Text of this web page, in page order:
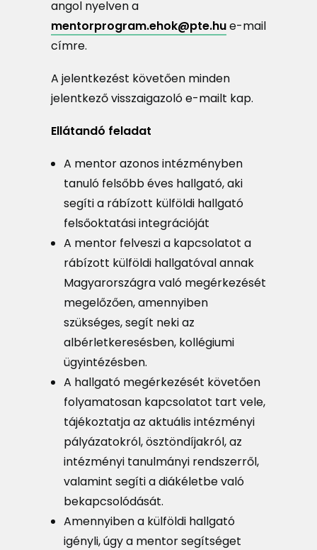
angol nyelven a
mentorprogram.ehok@pte.hue-mail
címre.
A jelentkezést követően minden
jelentkező visszaigazoló e-mailt kap.
Ellátandó feladat
A mentor azonos intézményben
tanuló felsőbb éves hallgató, aki
segíti a rábízott külföldi hallgató
felsőoktatási integrációját
A mentor felveszi a kapcsolatot a
rábízott külföldi hallgatóval annak
Magyarországra való megérkezését
megelőzően, amennyiben
szükséges, segít neki az
albérletkeresésben, kollégiumi
ügyintézésben.
A hallgató megérkezését követően
folyamatosan kapcsolatot tart vele,
tájékoztatja az aktuális intézményi
pályázatokról, ösztöndíjakról, az
intézményi tanulmányi rendszerről,
valamint segíti a diákéletbe való
bekapcsolódását.
Amennyiben a külföldi hallgató
igényli, úgy a mentor segítséget